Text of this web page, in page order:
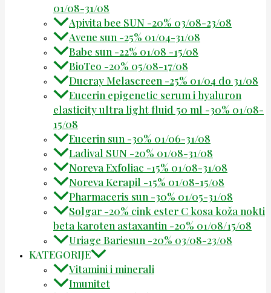
01/08-31/08
Apivita bee SUN -20% 03/08-23/08
Avene sun -25% 01/04-31/08
Babe sun -22% 01/08 -15/08
BioTeo -20% 05/08-17/08
Ducray Melascreen -25% 01/04 do 31/08
Eucerin epigenetic serum i hyaluron
elasticity ultra light fluid 50 ml -30% 01/08-
15/08
Eucerin sun -30% 01/06-31/08
Ladival SUN -20% 01/08-31/08
Noreva Exfoliac -15% 01/08-31/08
Noreva Kerapil -15% 01/08-15/08
Pharmaceris sun -30% 01/05-31/08
Solgar -20% cink ester C kosa koža nokti
beta karoten astaxantin -20% 01/08/15/08
Uriage Bariesun -20% 03/08-23/08
KATEGORIJE
Vitamini i minerali
Imunitet